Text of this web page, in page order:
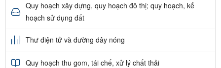
Quy hoạch xây dựng, quy hoạch đô thị; quy hoạch, kế
hoạch sử dụng đất
Thư điện tử và đường dây nóng
Quy hoạch thu gom, tái chế, xử lý chất thải